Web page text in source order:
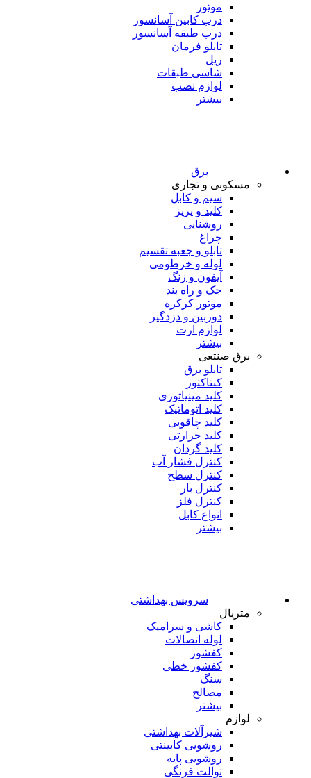
موتور
درب کابین آسانسور
درب طبقه آسانسور
تابلو فرمان
ریل
شاسی طبقات
لوازم نصب
بیشتر
برق
مسکونی و تجاری
سیم و کابل
کلید و پریز
روشنایی
چراغ
تابلو و جعبه تقسیم
لوله و خرطومی
آیفون و زنگ
جک و راه بند
موتور کرکره
دوربین و دزدگیر
لوازم ارت
بیشتر
برق صنتعی
تابلو برق
کنتاکتور
کلید مینیاتوری
کلید اتوماتیک
کلید چاقویی
کلید حرارتی
کلید گردان
کنترل فشار آب
کنترل سطح
کنترل بار
کنترل فلز
انواع کابل
بیشتر
سرویس بهداشتی
متریال
کاشی و سرامیک
لوله اتصالات
کفشور
کفشور خطی
سنگ
مصالح
بیشتر
لوازم
شیرآلات بهداشتی
روشویی کابینتی
روشویی پایه
توالت فرنگی